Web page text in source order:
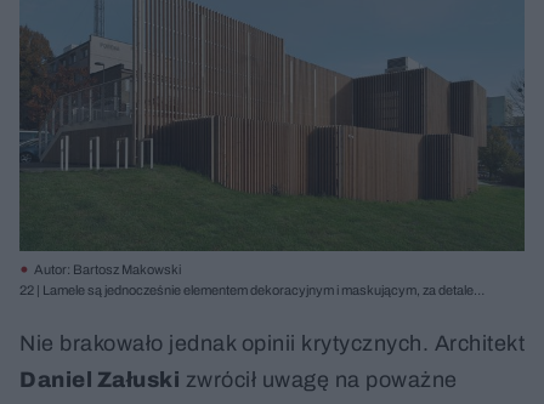
Autor: Bartosz Makowski
22 | Lamele są jednocześnie elementem dekoracyjnym i maskującym, za detalem
Nie brakowało jednak opinii krytycznych. Architekt
Daniel Załuski zwrócił uwagę na poważne